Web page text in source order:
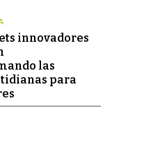
innovadores
las
para